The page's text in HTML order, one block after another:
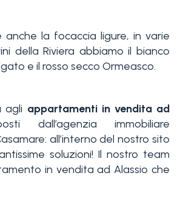
anche la focaccia ligure, in varie
della Riviera abbiamo il bianco
e il rosso secco Ormeasco.
agli appartamenti in vendita ad
dall’agenzia immobiliare
all’interno del nostro sito
soluzioni! Il nostro team
in vendita ad Alassio che